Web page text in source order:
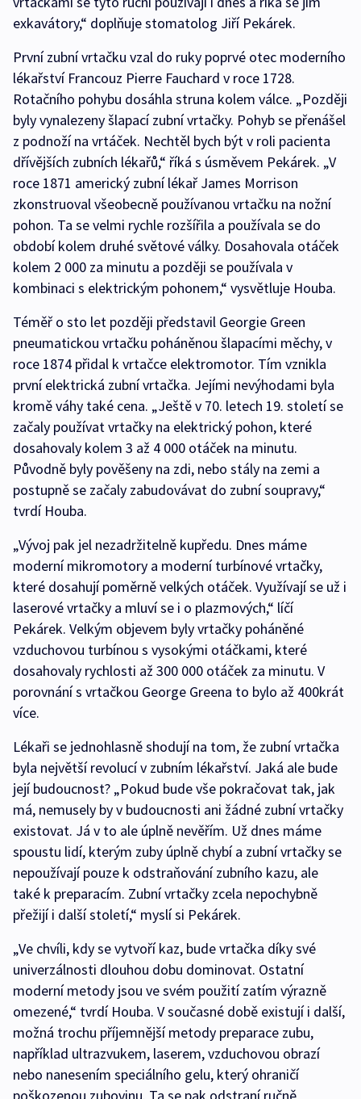
exkavátory,“ doplňuje stomatolog Jiří Pekárek.
První zubní vrtačku vzal do ruky poprvé otec moderního
lékařství Francouz Pierre Fauchard v roce 1728.
Rotačního pohybu dosáhla struna kolem válce. „Později
byly vynalezeny šlapací zubní vrtačky. Pohyb se přenášel
z podnoží na vrtáček. Nechtěl bych být v roli pacienta
dřívějších zubních lékařů,“ říká s úsměvem Pekárek. „V
roce 1871 americký zubní lékař James Morrison
zkonstruoval všeobecně používanou vrtačku na nožní
pohon. Ta se velmi rychle rozšířila a používala se do
období kolem druhé světové války. Dosahovala otáček
kolem 2 000 za minutu a později se používala v
kombinaci s elektrickým pohonem,“ vysvětluje Houba.
Téměř o sto let později představil Georgie Green
pneumatickou vrtačku poháněnou šlapacími měchy, v
roce 1874 přidal k vrtačce elektromotor. Tím vznikla
první elektrická zubní vrtačka. Jejími nevýhodami byla
kromě váhy také cena. „Ještě v 70. letech 19. století se
začaly používat vrtačky na elektrický pohon, které
dosahovaly kolem 3 až 4 000 otáček na minutu.
Původně byly pověšeny na zdi, nebo stály na zemi a
postupně se začaly zabudovávat do zubní soupravy,“
tvrdí Houba.
„Vývoj pak jel nezadržitelně kupředu. Dnes máme
moderní mikromotory a moderní turbínové vrtačky,
které dosahují poměrně velkých otáček. Využívají se už i
laserové vrtačky a mluví se i o plazmových,“ líčí
Pekárek. Velkým objevem byly vrtačky poháněné
vzduchovou turbínou s vysokými otáčkami, které
dosahovaly rychlosti až 300 000 otáček za minutu. V
porovnání s vrtačkou George Greena to bylo až 400krát
více.
Lékaři se jednohlasně shodují na tom, že zubní vrtačka
byla největší revolucí v zubním lékařství. Jaká ale bude
její budoucnost? „Pokud bude vše pokračovat tak, jak
má, nemusely by v budoucnosti ani žádné zubní vrtačky
existovat. Já v to ale úplně nevěřím. Už dnes máme
spoustu lidí, kterým zuby úplně chybí a zubní vrtačky se
nepoužívají pouze k odstraňování zubního kazu, ale
také k preparacím. Zubní vrtačky zcela nepochybně
přežijí i další století,“ myslí si Pekárek.
„Ve chvíli, kdy se vytvoří kaz, bude vrtačka díky své
univerzálnosti dlouhou dobu dominovat. Ostatní
moderní metody jsou ve svém použití zatím výrazně
omezené,“ tvrdí Houba. V současné době existují i další,
možná trochu příjemnější metody preparace zubu,
například ultrazvukem, laserem, vzduchovou obrazí
nebo nanesením speciálního gelu, který ohraničí